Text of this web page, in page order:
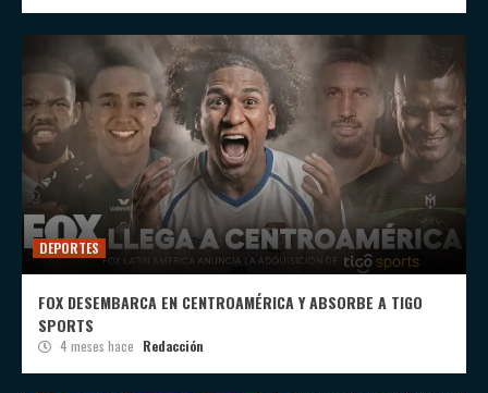
DEPORTES
FOX DESEMBARCA EN CENTROAMÉRICA Y ABSORBE A TIGO
SPORTS
4 meses hace Redacción